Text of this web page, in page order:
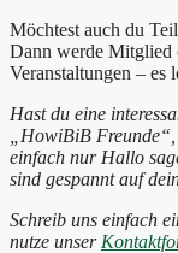
Möchtest auch du
Dann werde Mitglied
Veranstaltungen – es
Hast du eine
„HowiBiB
einfach nur Hallo
sind gespannt auf
Schreib uns einfach
nutze unser